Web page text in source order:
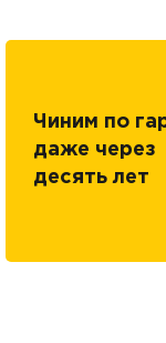
Чиним по
даже через
десять лет